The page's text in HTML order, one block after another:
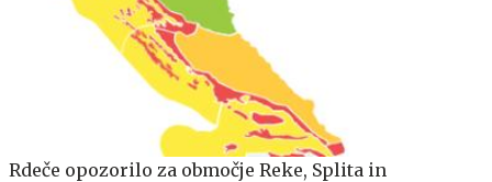
Rdeče opozorilo za območje Reke, Splita in